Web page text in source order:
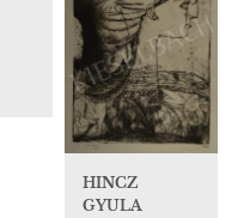
HINCZ
GYULA